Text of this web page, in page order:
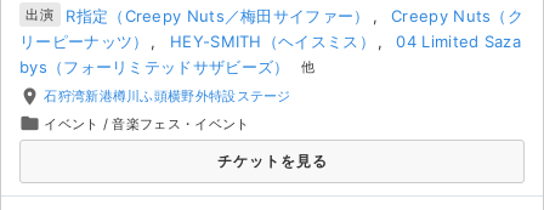
出演 R指定（Creepy Nuts／梅田サイファー）
Creepy Nuts（ク
リーピーナッツ）
HEY-SMITH（ヘイスミス）
04 Limited Saza
bys（フォーリミテッドサザビーズ）
他
place 石狩湾新港樽川ふ頭横野外特設ステージ
folder イベント / 音楽フェス・イベント
チケットを見る